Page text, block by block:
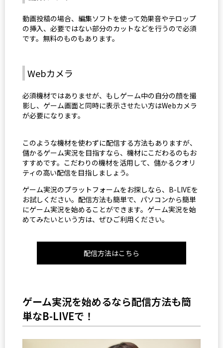
動画投稿の場合、編集ソフトを使って効果音やテロップ
の挿入、必要ではない部分のカットなどを行うので必須
です。無料のものもあります。
Webカメラ
必須機材ではありませが、もしゲーム中の自分の顔を撮
影し、ゲーム画面と同時に表示させたい方はWebカメラ
が必要になります。
このような機材を使わずに配信する方法もありますが、
儲かるゲーム実況を目指すなら、機材にこだわるのもお
すすめです。こだわりの機材を活用して、儲かるクオリ
ティの高い配信を目指しましょう。
ゲーム実況のプラットフォームをお探しなら、B-LIVEを
お試しください。配信方法も簡単で、パソコンから簡単
にゲーム実況を始めることができます。ゲーム実況を始
めてみたいという方は、ぜひご利用ください。
配信方法はこちら
ゲーム実況を始めるなら配信方法も簡
単なB-LIVEで！